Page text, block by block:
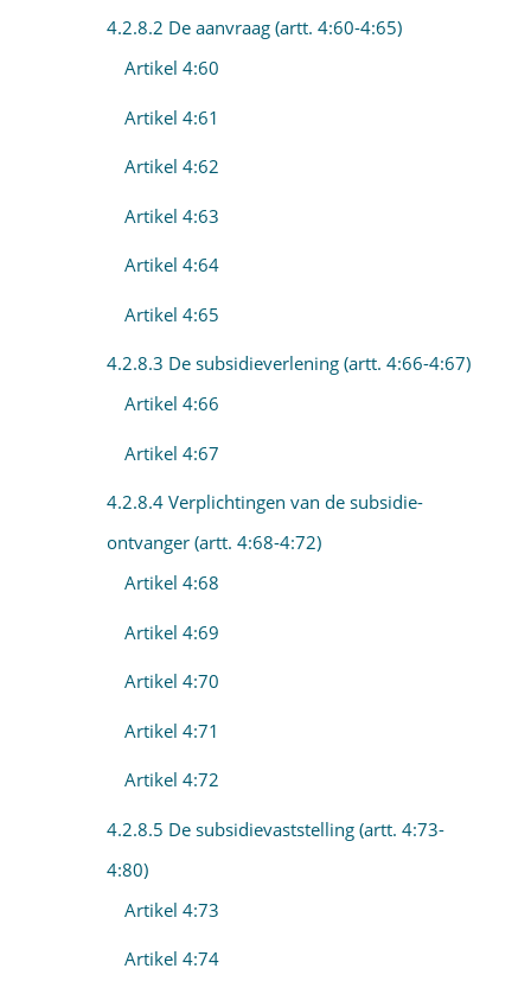
4.2.8.2 De aanvraag (artt. 4:60-4:65)
Artikel 4:60
Artikel 4:61
Artikel 4:62
Artikel 4:63
Artikel 4:64
Artikel 4:65
4.2.8.3 De subsidieverlening (artt. 4:66-4:67)
Artikel 4:66
Artikel 4:67
4.2.8.4 Verplichtingen van de subsidie-
ontvanger (artt. 4:68-4:72)
Artikel 4:68
Artikel 4:69
Artikel 4:70
Artikel 4:71
Artikel 4:72
4.2.8.5 De subsidievaststelling (artt. 4:73-
4:80)
Artikel 4:73
Artikel 4:74